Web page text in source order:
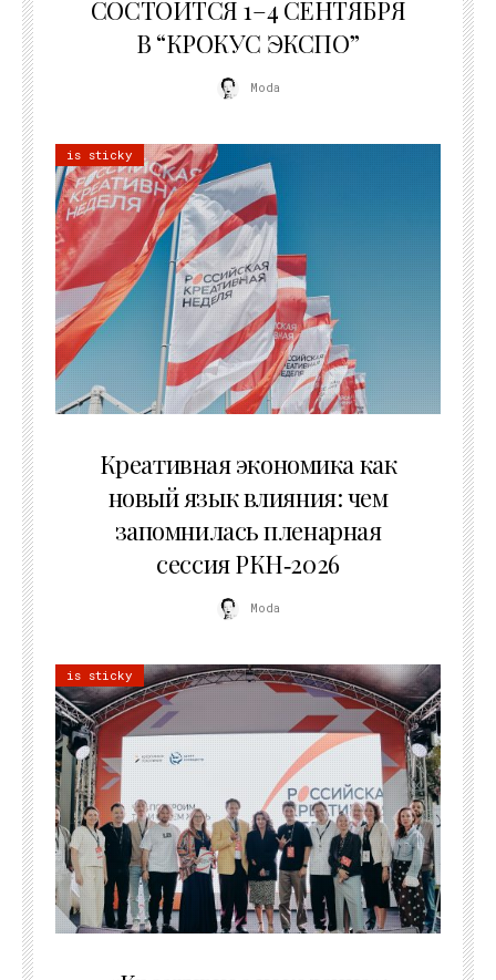
СОСТОИТСЯ 1–4 СЕНТЯБРЯ
В “КРОКУС ЭКСПО”
Moda
is sticky
Креативная экономика как
новый язык влияния: чем
запомнилась пленарная
сессия РКН‑2026
Moda
is sticky